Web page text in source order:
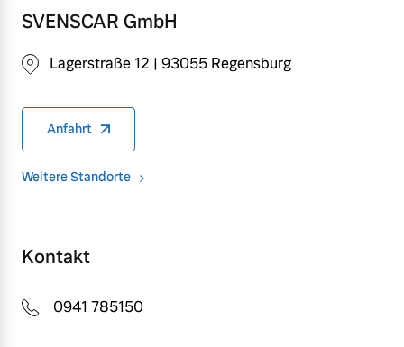
Mehr erfahren
Mehr erfahren
Finanzierung & Leasing
SVENSCAR GmbH
Lagerstraße 12 | 93055 Regensburg
Anfahrt
Weitere Standorte
Kontakt
0941 785150